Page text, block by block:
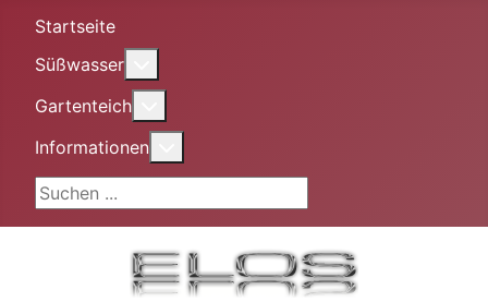
Startseite
Süßwasser
Gartenteich
Informationen
Suchen ...